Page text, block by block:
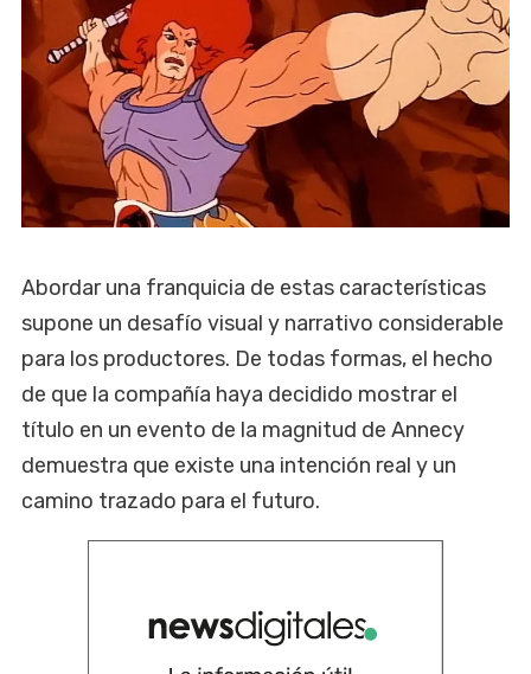
Abordar una franquicia de estas características
supone un desafío visual y narrativo considerable
para los productores. De todas formas, el hecho
de que la compañía haya decidido mostrar el
título en un evento de la magnitud de Annecy
demuestra que existe una intención real y un
camino trazado para el futuro.